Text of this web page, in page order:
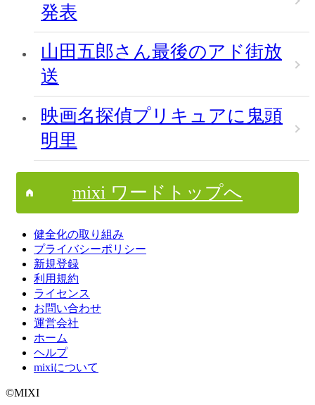
発表
山田五郎さん最後のアド街放
送
映画名探偵プリキュアに鬼頭
明里
mixi ワードトップへ
健全化の取り組み
プライバシーポリシー
新規登録
利用規約
ライセンス
お問い合わせ
運営会社
ホーム
ヘルプ
mixiについて
©MIXI